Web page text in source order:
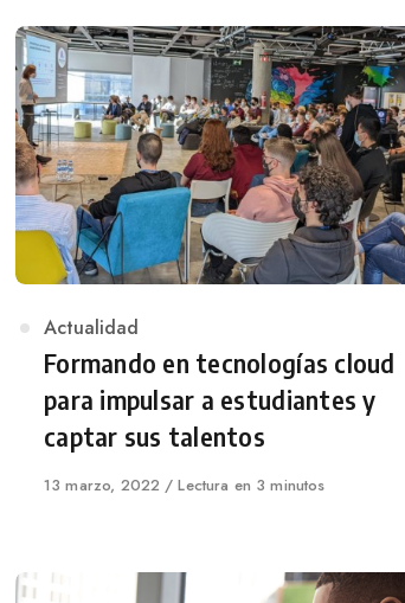
Category
Actualidad
Formando en tecnologías cloud
para impulsar a estudiantes y
captar sus talentos
Published
13 marzo, 2022 Lectura en 3 minutos